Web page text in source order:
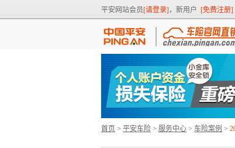
平安网站会员[请登录] ，新用户 [免费注册]
首页 > 平安车险 > 服务中心 > 车险案例 >